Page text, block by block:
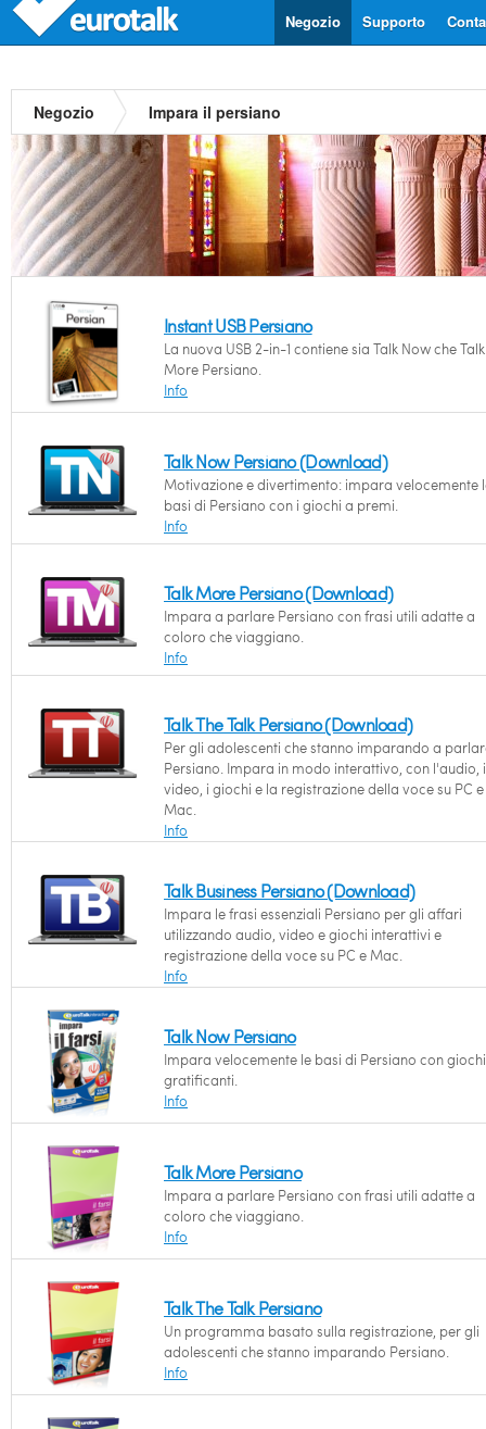
Supporto
Negozio
Negozio Impara il persiano
Instant USB Persiano
La nuova USB 2-in-1 contiene sia Talk Now che Talk
More Persiano.
Info
Talk Now Persiano (Download)
Motivazione e divertimento: impara velocemente
basi di Persiano con i giochi a premi.
Info
Talk More Persiano (Download)
Impara a parlare Persiano con frasi utili adatte a
coloro che viaggiano.
Info
Talk The Talk Persiano (Download)
Per gli adolescenti che stanno imparando a
Persiano. Impara in modo interattivo, con l'audio, i
video, i giochi e la registrazione della voce su PC e
Mac.
Info
Talk Business Persiano (Download)
Impara le frasi essenziali Persiano per gli affari
utilizzando audio, video e giochi interattivi e
registrazione della voce su PC e Mac.
Info
Talk Now Persiano
Impara velocemente le basi di Persiano con giochi
gratificanti.
Info
Talk More Persiano
Impara a parlare Persiano con frasi utili adatte a
coloro che viaggiano.
Info
Talk The Talk Persiano
Un programma basato sulla registrazione, per gli
adolescenti che stanno imparando Persiano.
Info